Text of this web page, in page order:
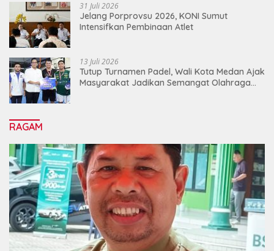
31 Juli 2026
Jelang Porprovsu 2026, KONI Sumut
Intensifkan Pembinaan Atlet
13 Juli 2026
Tutup Turnamen Padel, Wali Kota Medan Ajak
Masyarakat Jadikan Semangat Olahraga
RAGAM